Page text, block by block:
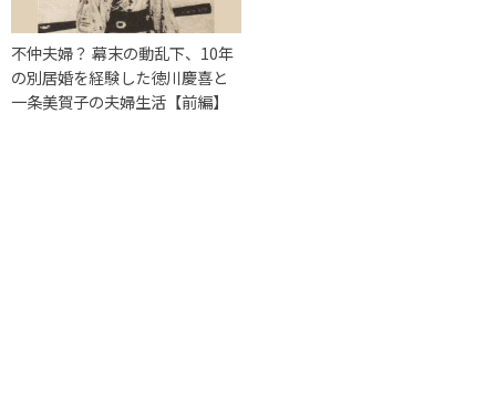
不仲夫婦？ 幕末の動乱下、10年
の別居婚を経験した徳川慶喜と
一条美賀子の夫婦生活【前編】